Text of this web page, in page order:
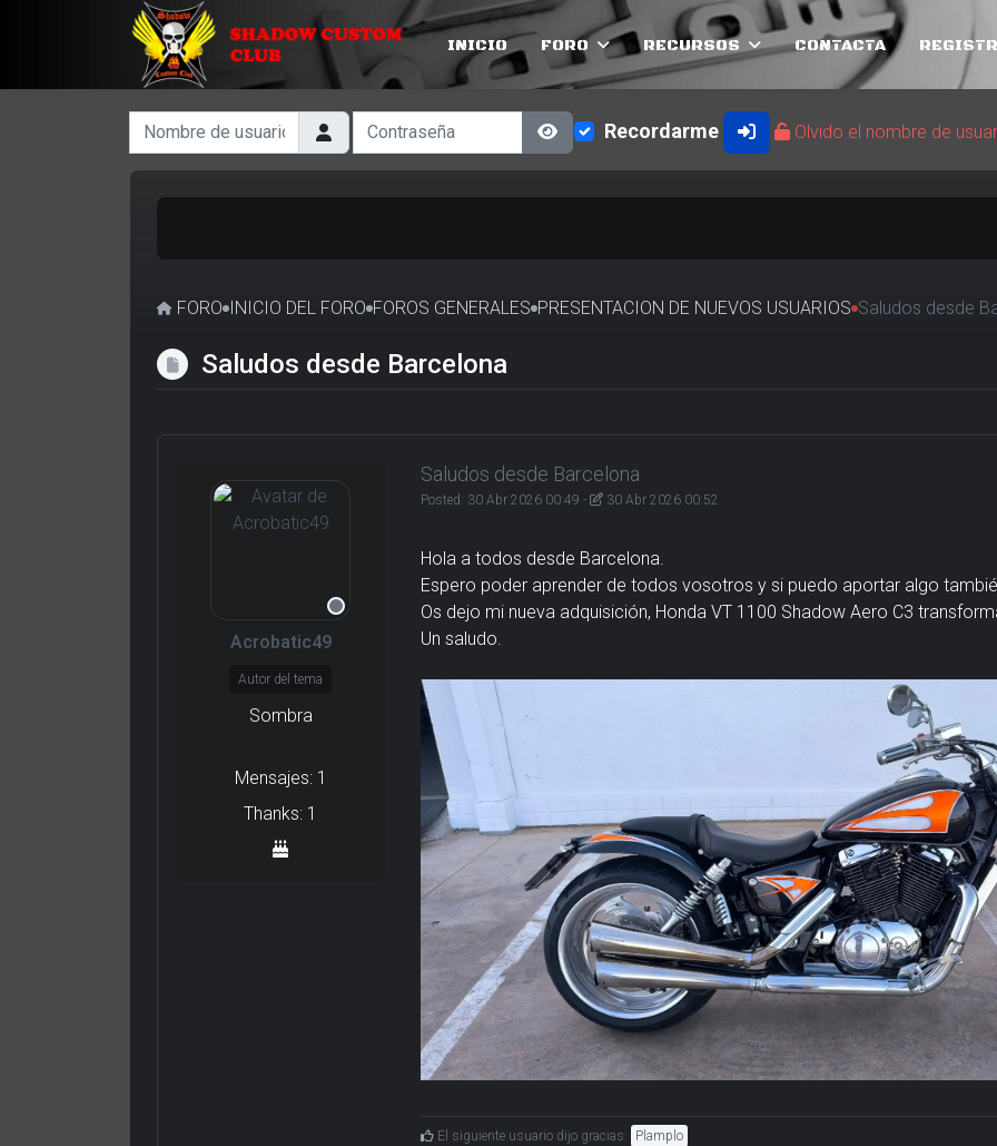
INICIO FORO RECURSOS CONTACTA
Nombre de usuario Contraseña
Show Password
Recordarme Olvido el nombre de
FORO INICIO DEL FORO FOROS GENERALES PRESENTACION DE NUEVOS USUARIOS Saludos desde
Saludos desde Barcelona
Acrobatic49
Autor del tema
Sombra
Mensajes: 1
Thanks: 1
Saludos desde Barcelona
Posted: 30 Abr 2026 00:49 - 30 Abr 2026 00:52
Hola a todos desde Barcelona.
Espero poder aprender de todos vosotros y si puedo aportar algo
Os dejo mi nueva adquisición, Honda VT 1100 Shadow Aero C3
Un saludo.
El siguiente usuario dijo gracias: Plamplo